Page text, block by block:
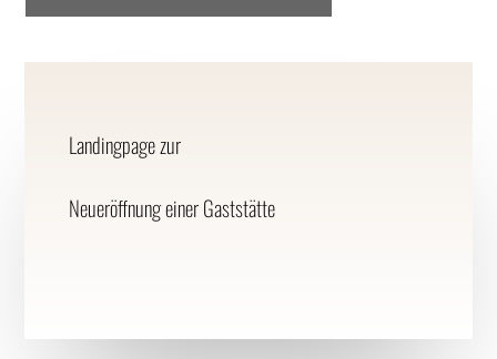
Landingpage zur
Neueröffnung einer Gaststätte